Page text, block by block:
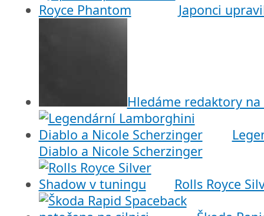
Japonci
Hledáme redaktory
Diablo a Nicole Scherzinger
Rolls Royce